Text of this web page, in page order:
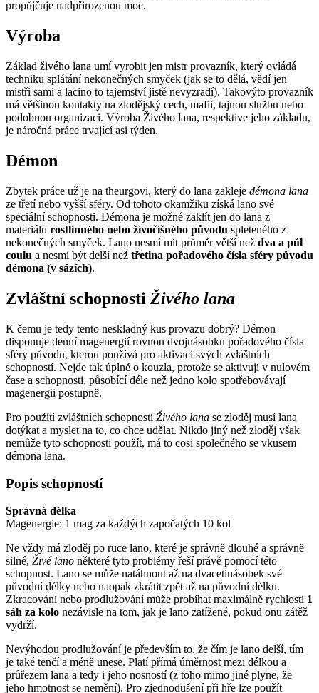
propůjčuje nadpřirozenou moc.
Výroba
Základ živého lana umí vyrobit jen mistr provazník, který ovládá
techniku splátání nekonečných smyček (jak se to dělá, vědí jen
mistři sami a lacino to tajemství jistě nevyzradí). Takovýto provazník
má většinou kontakty na zlodějský cech, mafii, tajnou službu nebo
podobnou organizaci. Výroba Živého lana, respektive jeho základu,
je náročná práce trvající asi týden.
Démon
Zbytek práce už je na theurgovi, který do lana zakleje démona lana
ze třetí nebo vyšší sféry. Od tohoto okamžiku získá lano své
speciální schopnosti. Démona je možné zaklít jen do lana z
materiálu rostlinného nebo živočišného původu spleteného z
nekonečných smyček. Lano nesmí mít průměr větší než dva a půl
coulu a nesmí být delší než třetina pořadového čísla sféry původu
démona (v sázích).
Zvláštní schopnosti Živého lana
K čemu je tedy tento neskladný kus provazu dobrý? Démon
disponuje denní magenergií rovnou dvojnásobku pořadového čísla
sféry původu, kterou používá pro aktivaci svých zvláštních
schopností. Nejde tak úplně o kouzla, protože se aktivují v nulovém
čase a schopnosti, působící déle než jedno kolo spotřebovávají
magenergii postupně.
Pro použití zvláštních schopnostíŽivého lana se zloděj musí lana
dotýkat a myslet na to, co chce udělat. Nikdo jiný než zloděj však
nemůže tyto schopnosti použít, má to cosi společného se vkusem
démona lana.
Popis schopností
Správná délka
Magenergie: 1 mag za každých započatých 10 kol
Ne vždy má zloděj po ruce lano, které je správně dlouhé a správně
silné, Živé lano některé tyto problémy řeší právě pomocí této
schopnost. Lano se může natáhnout až na dvacetinásobek své
původní délky nebo naopak zkrátit zpět až na původní délku.
Zkracování nebo prodlužování může probíhat maximálně rychlostí 1
sáh za kolo nezávisle na tom, jak je lano zatížené, pokud onu zátěž
vydrží.
Nevýhodou prodlužování je především to, že čím je lano delší, tím
je také tenčí a méně unese. Platí přímá úměrnost mezi délkou a
průřezem lana a tedy i jeho nosností (z toho mimo jiné plyne, že
jeho hmotnost se nemění). Pro zjednodušení při hře lze použít